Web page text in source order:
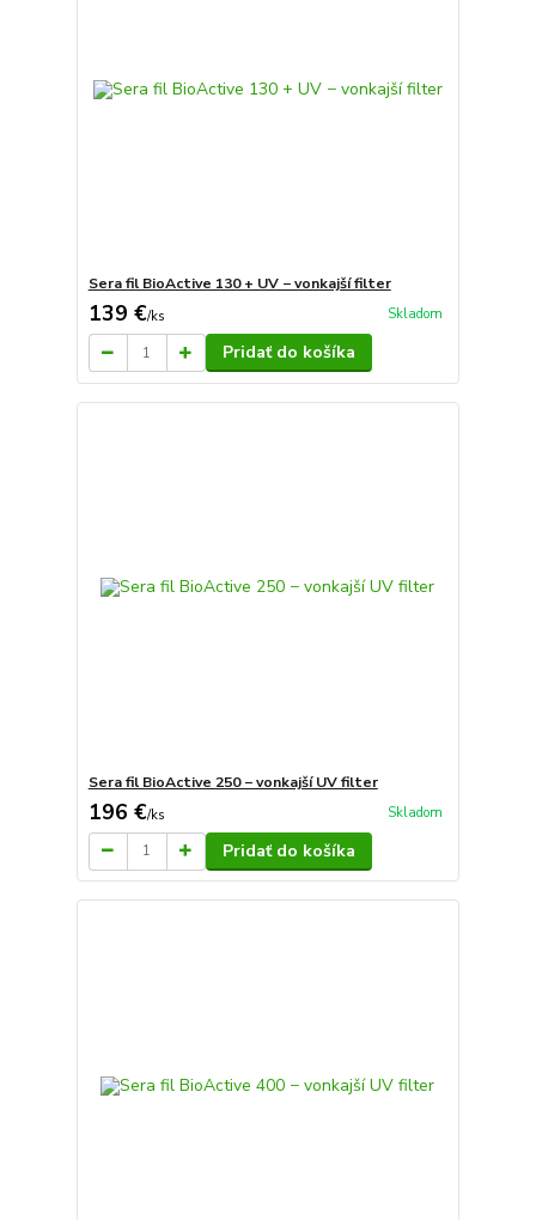
Sera fil BioActive 130 + UV − vonkajší filter
139 €/ks Skladom
Pridať do košíka
Sera fil BioActive 250 − vonkajší UV filter
196 €/ks Skladom
Pridať do košíka